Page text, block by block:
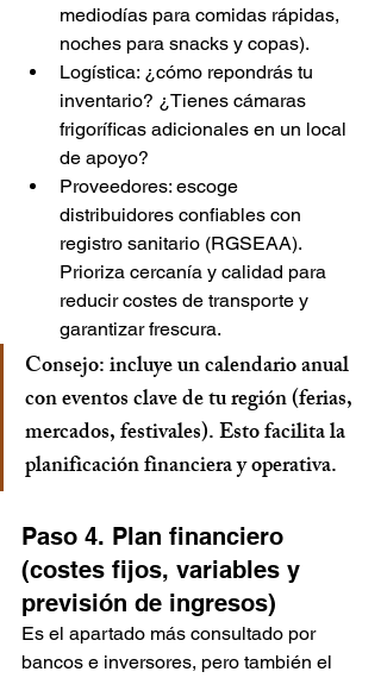
mediodías para comidas rápidas,
noches para snacks y copas).
Logística: ¿cómo repondrás tu
inventario? ¿Tienes cámaras
frigoríficas adicionales en un local
de apoyo?
Proveedores: escoge
distribuidores confiables con
registro sanitario (RGSEAA).
Prioriza cercanía y calidad para
reducir costes de transporte y
garantizar frescura.
Consejo: incluye un calendario anual
con eventos clave de tu región (ferias,
mercados, festivales). Esto facilita la
planificación financiera y operativa.
Paso 4. Plan financiero
(costes fijos, variables y
previsión de ingresos)
Es el apartado más consultado por
bancos e inversores, pero también el